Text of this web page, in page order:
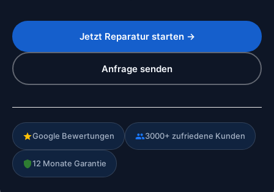
Jetzt Reparatur starten →
Anfrage senden
Google Bewertungen 3000+ zufriedene Kunden
12 Monate Garantie